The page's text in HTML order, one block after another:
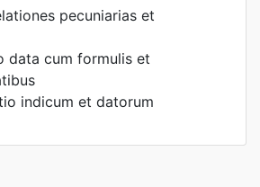
pecuniarias et
data cum formulis et
indicum et datorum